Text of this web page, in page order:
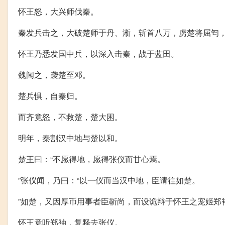
怀王怒，大兴师伐秦。
秦发兵击之，大破楚师于丹、淅，斩首八万，虏楚将屈匄
怀王乃悉发国中兵，以深入击秦，战于蓝田。
魏闻之，袭楚至邓。
楚兵惧，自秦归。
而齐竟怒，不救楚，楚大困。
明年，秦割汉中地与楚以和。
楚王曰：“不愿得地，愿得张仪而甘心焉。
”张仪闻，乃曰：“以一仪而当汉中地，臣请往如楚。
”如楚，又因厚币用事者臣靳尚，而设诡辩于怀王之宠姬郑
怀王竟听郑袖，复释去张仪。